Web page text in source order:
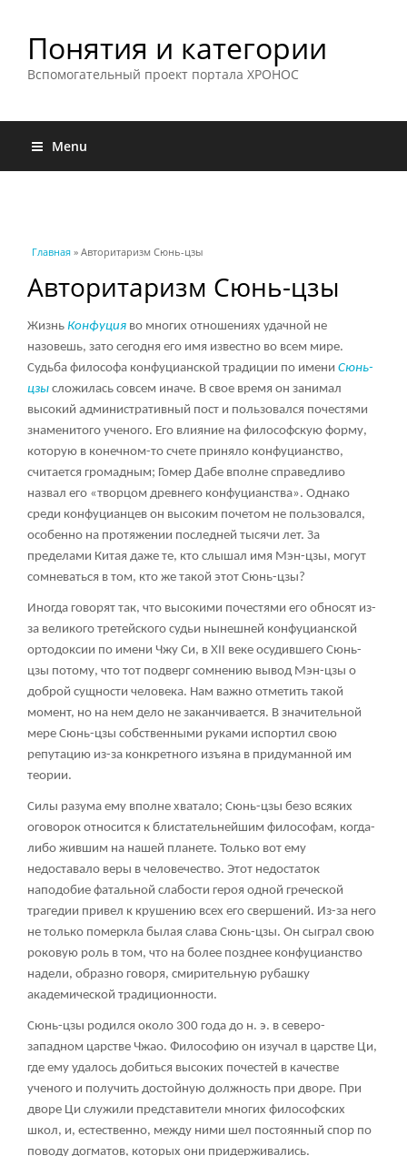
Понятия и категории
Вспомогательный проект портала ХРОНОС
Menu
Вы здесь
Главная » Авторитаризм Сюнь-цзы
Авторитаризм Сюнь-цзы
Жизнь Конфуция во многих отношениях удачной не
назовешь, зато сегодня его имя известно во всем мире.
Судьба философа конфуцианской традиции по имени Сюнь-
цзы сложилась совсем иначе. В свое время он занимал
высокий административный пост и пользовался почестями
знаменитого ученого. Его влияние на философскую форму,
которую в конечном-то счете приняло конфуцианство,
считается громадным; Гомер Дабе вполне справедливо
назвал его «творцом древнего конфуцианства». Однако
среди конфуцианцев он высоким почетом не пользовался,
особенно на протяжении последней тысячи лет. За
пределами Китая даже те, кто слышал имя Мэн-цзы, могут
сомневаться в том, кто же такой этот Сюнь-цзы?
Иногда говорят так, что высокими почестями его обносят из-
за великого третейского судьи нынешней конфуцианской
ортодоксии по имени Чжу Си, в XII веке осудившего Сюнь-
цзы потому, что тот подверг сомнению вывод Мэн-цзы о
доброй сущности человека. Нам важно отметить такой
момент, но на нем дело не заканчивается. В значительной
мере Сюнь-цзы собственными руками испортил свою
репутацию из-за конкретного изъяна в придуманной им
теории.
Силы разума ему вполне хватало; Сюнь-цзы безо всяких
оговорок относится к блистательнейшим философам, когда-
либо жившим на нашей планете. Только вот ему
недоставало веры в человечество. Этот недостаток
наподобие фатальной слабости героя одной греческой
трагедии привел к крушению всех его свершений. Из-за него
не только померкла былая слава Сюнь-цзы. Он сыграл свою
роковую роль в том, что на более позднее конфуцианство
надели, образно говоря, смирительную рубашку
академической традиционности.
Сюнь-цзы родился около 300 года до н. э. в северо-
западном царстве Чжао. Философию он изучал в царстве Ци,
где ему удалось добиться высоких почестей в качестве
ученого и получить достойную должность при дворе. При
дворе Ци служили представители многих философских
школ, и, естественно, между ними шел постоянный спор по
поводу догматов, которых они придерживались.